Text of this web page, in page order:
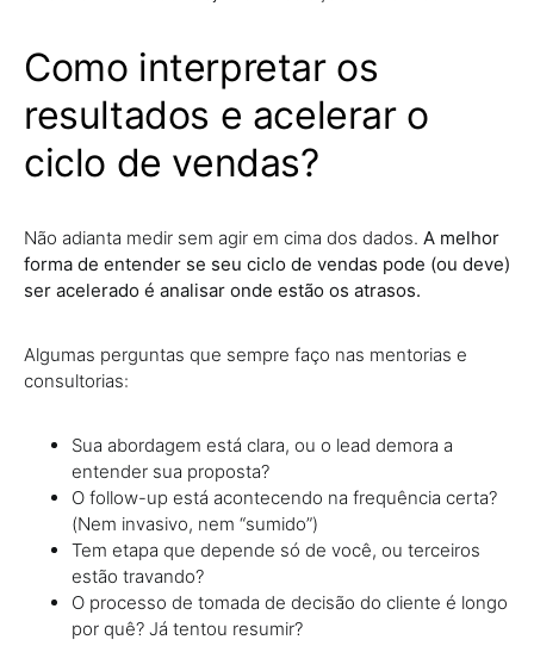
Como interpretar os
resultados e acelerar o
ciclo de vendas?
Não adianta medir sem agir em cima dos dados. A melhor
forma de entender se seu ciclo de vendas pode (ou deve)
ser acelerado é analisar onde estão os atrasos.
Algumas perguntas que sempre faço nas mentorias e
consultorias:
Sua abordagem está clara, ou o lead demora a
entender sua proposta?
O follow-up está acontecendo na frequência certa?
(Nem invasivo, nem “sumido”)
Tem etapa que depende só de você, ou terceiros
estão travando?
O processo de tomada de decisão do cliente é longo
por quê? Já tentou resumir?